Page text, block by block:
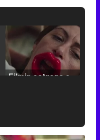
/
'120 Minutos' celebra sus 2.000 programas en Telemadrid con un vídeo del día a día en la redacción